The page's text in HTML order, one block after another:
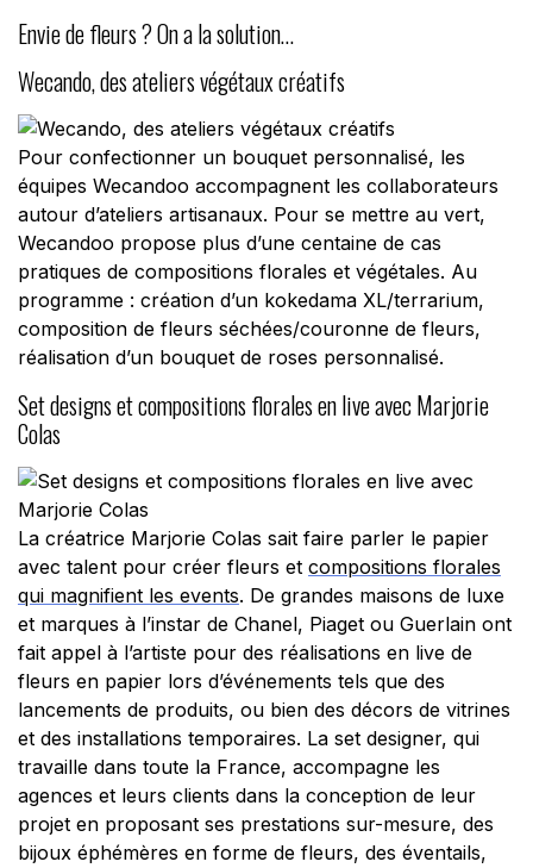
Envie de fleurs ? On a la solution…
Wecando, des ateliers végétaux créatifs
Pour confectionner un bouquet personnalisé, les
équipes Wecandoo accompagnent les collaborateurs
autour d’ateliers artisanaux. Pour se mettre au vert,
Wecandoo propose plus d’une centaine de cas
pratiques de compositions florales et végétales. Au
programme : création d’un kokedama XL/terrarium,
composition de fleurs séchées/couronne de fleurs,
réalisation d’un bouquet de roses personnalisé.
Set designs et compositions florales en live avec Marjorie
Colas
La créatrice Marjorie Colas sait faire parler le papier
avec talent pour créer fleurs et compositions florales
qui magnifient les events. De grandes maisons de luxe
et marques à l’instar de Chanel, Piaget ou Guerlain ont
fait appel à l’artiste pour des réalisations en live de
fleurs en papier lors d’événements tels que des
lancements de produits, ou bien des décors de vitrines
et des installations temporaires. La set designer, qui
travaille dans toute la France, accompagne les
agences et leurs clients dans la conception de leur
projet en proposant ses prestations sur-mesure, des
bijoux éphémères en forme de fleurs, des éventails,